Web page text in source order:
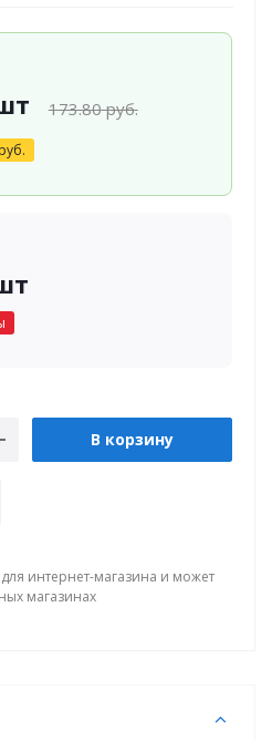
173.80руб.
В корзину
интернет-магазина и может
магазинах